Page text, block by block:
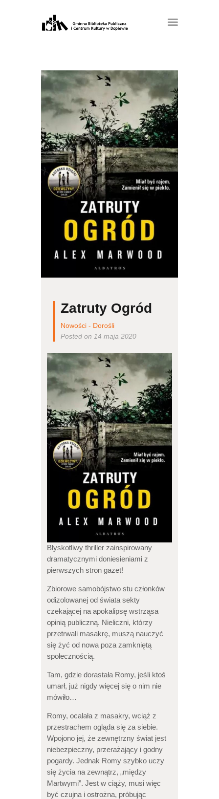
Zatruty Ogród
Nowości - Dorośli
Posted on 14 maja 2020
Błyskotliwy thriller zainspirowany
dramatycznymi doniesieniami z
pierwszych stron gazet!
Zbiorowe samobójstwo stu członków
odizolowanej od świata sekty
czekającej na apokalipsę wstrząsa
opinią publiczną. Nieliczni, którzy
przetrwali masakrę, muszą nauczyć
się żyć od nowa poza zamkniętą
społecznością.
Tam, gdzie dorastała Romy, jeśli ktoś
umarł, już nigdy więcej się o nim nie
mówiło…
Romy, ocalała z masakry, wciąż z
przestrachem ogląda się za siebie.
Wpojono jej, że zewnętrzny świat jest
niebezpieczny, przerażający i godny
pogardy. Jednak Romy szybko uczy
się życia na zewnątrz, „między
Martwymi”. Jest w ciąży, musi więc
być czujna i ostrożna, próbując